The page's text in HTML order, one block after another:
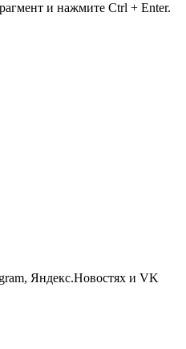
и нажмите Ctrl + Enter.
Яндекс.Новостях и VK